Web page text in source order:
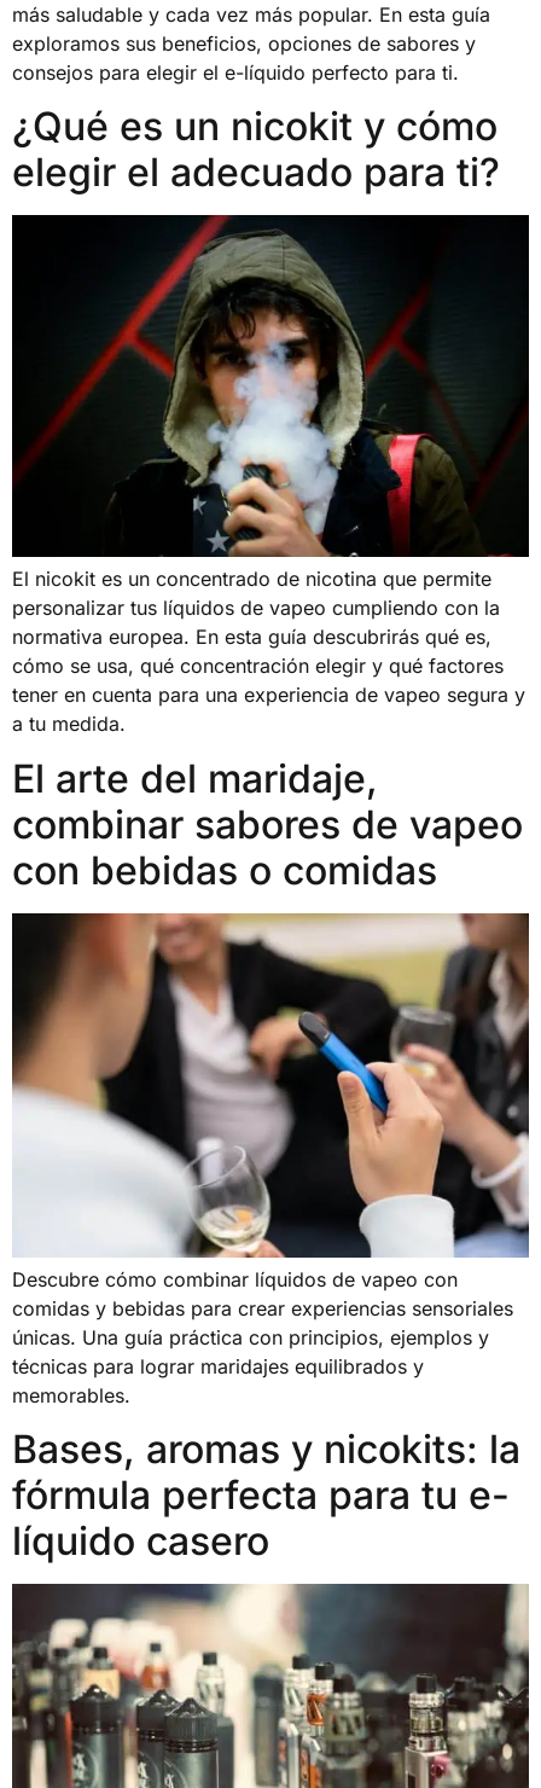
más saludable y cada vez más popular. En esta guía
exploramos sus beneficios, opciones de sabores y
consejos para elegir el e-líquido perfecto para ti.
¿Qué es un nicokit y cómo
elegir el adecuado para ti?
El nicokit es un concentrado de nicotina que permite
personalizar tus líquidos de vapeo cumpliendo con la
normativa europea. En esta guía descubrirás qué es,
cómo se usa, qué concentración elegir y qué factores
tener en cuenta para una experiencia de vapeo segura y
a tu medida.
El arte del maridaje,
combinar sabores de vapeo
con bebidas o comidas
Descubre cómo combinar líquidos de vapeo con
comidas y bebidas para crear experiencias sensoriales
únicas. Una guía práctica con principios, ejemplos y
técnicas para lograr maridajes equilibrados y
memorables.
Bases, aromas y nicokits: la
fórmula perfecta para tu e-
líquido casero